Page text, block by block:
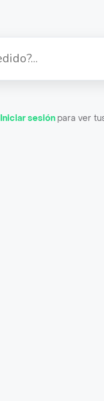
Iniciar sesión para ver